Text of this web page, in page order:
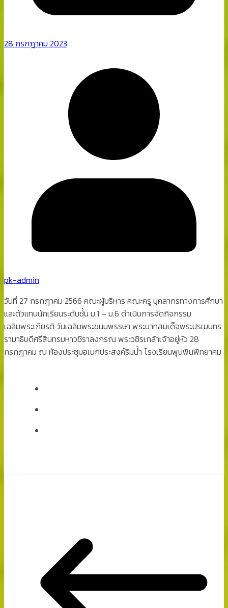
28 กรกฎาคม 2023
pk-admin
วันที่ 27 กรกฎาคม 2566 คณะผู้บริหาร คณะครู บุคลากรทางการศึกษา
และตัวแทนนักเรียนระดับชั้น ม.1 – ม.6 ดำเนินการจัดกิจกรรม
เฉลิมพระเกียรติ วันเฉลิมพระชนมพรรษา พระบาทสมเด็จพระปรเมนทร
รามาธิบดีศรีสินทรมหาวชิราลงกรณ พระวชิรเกล้าเจ้าอยู่หัว 28
กรกฎาคม ณ ห้องประชุมอเนกประสงค์ริมน้ำ โรงเรียนพุนพินพิทยาคม